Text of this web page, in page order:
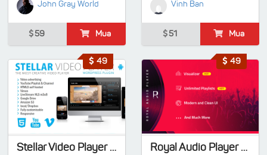
John Gray World
59 Mua
Vinh Ban
51 Mua
Stellar Video Player - Wordpress plugin
49
Royal Audio Player Wordpress Plugin
49